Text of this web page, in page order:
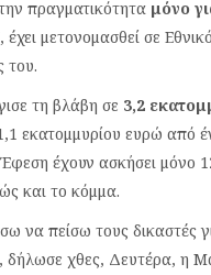
πραγματικότητα μόνο
έχει μετονομασθεί σε
του.
τη βλάβη σε 3,2
εκατομμυρίου ευρώ από
έχουν ασκήσει μόνο
και το κόμμα.
να πείσω τους δικαστές
δήλωσε χθες, Δευτέρα, η